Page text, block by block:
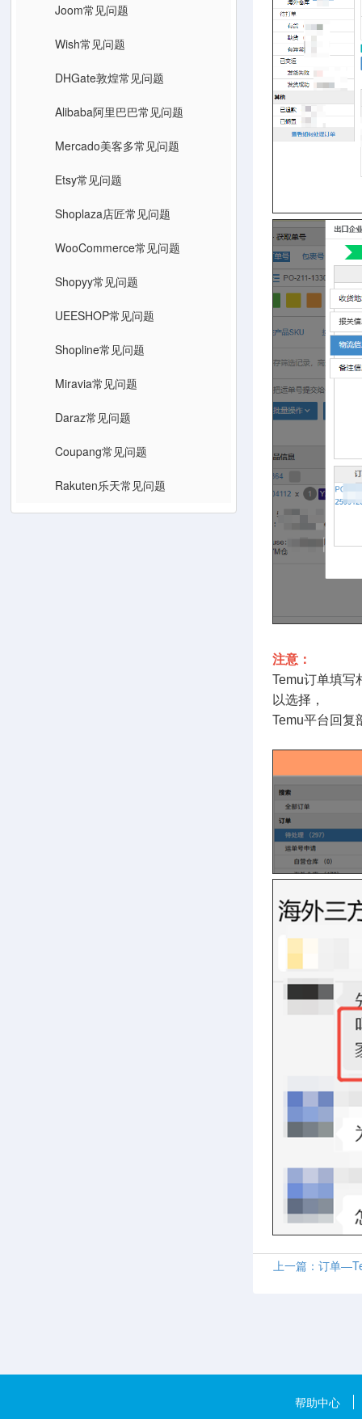
Joom常见问题
Wish常见问题
DHGate敦煌常见问题
Alibaba阿里巴巴常见问题
Mercado美客多常见问题
Etsy常见问题
Shoplaza店匠常见问题
WooCommerce常见问题
Shopyy常见问题
UEESHOP常见问题
Shopline常见问题
Miravia常见问题
Daraz常见问题
Coupang常见问题
Rakuten乐天常见问题
注意：
Temu订单填写
以选择，
Temu平台回复
上一篇：订单
帮助中心